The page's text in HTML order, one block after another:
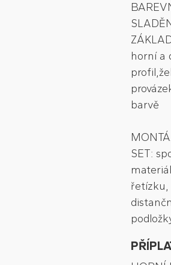
horní a
barvě
SET:
řetízku,